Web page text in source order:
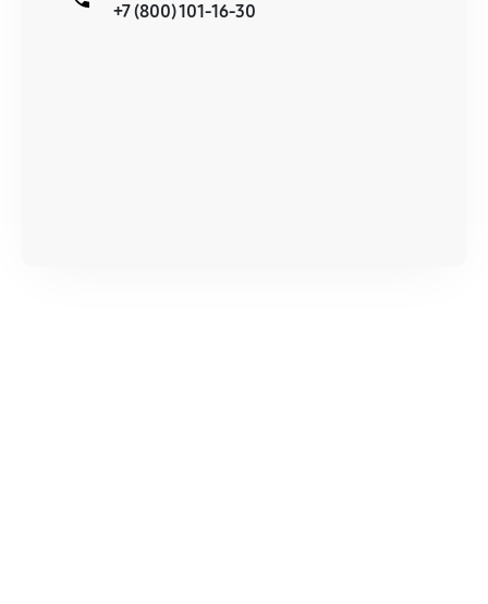
+7 (800) 101-16-30